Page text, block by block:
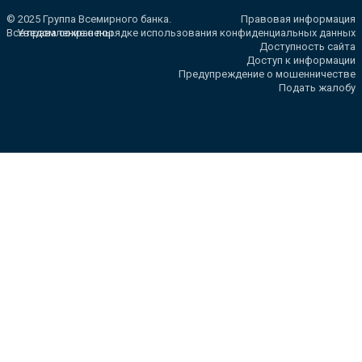
© 2025 Группа Всемирного банка.
Все права сохранены.
Правовая информация
Уведомление о порядке использования конфиденциальных данных
Доступность сайта
Доступ к информации
Предупреждение о мошенничестве
Подать жалобу